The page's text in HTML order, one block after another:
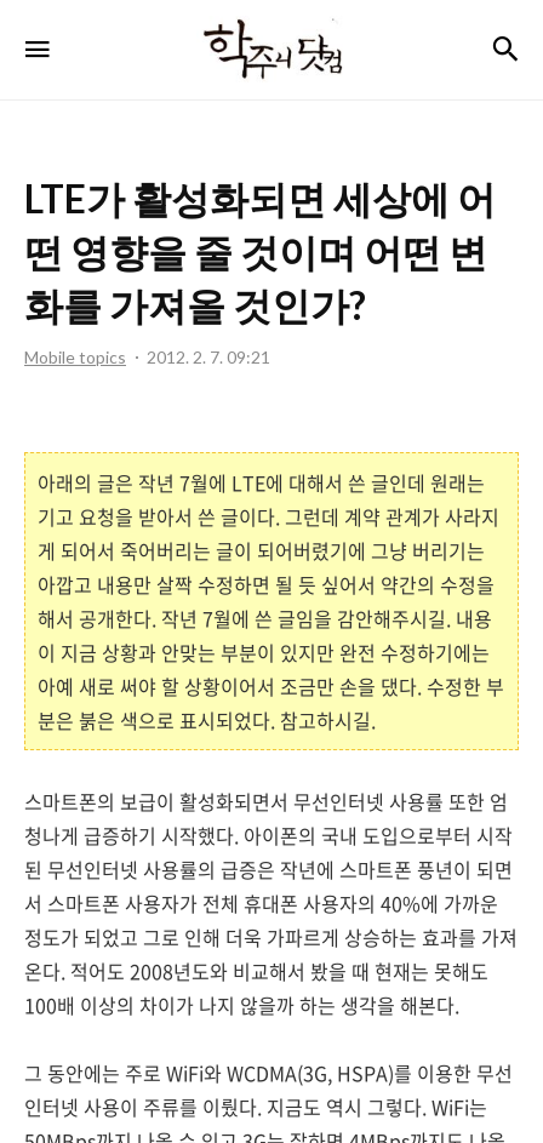
주
컴
LTE가 활성화되면 세상에 어
떤 영향을 줄 것이며 어떤 변
화를 가져올 것인가?
Mobile topics 2012. 2. 7. 09:21
아래의 글은 작년 7월에 LTE에 대해서 쓴 글인데 원래는
기고 요청을 받아서 쓴 글이다. 그런데 계약 관계가 사라지
게 되어서 죽어버리는 글이 되어버렸기에 그냥 버리기는
아깝고 내용만 살짝 수정하면 될 듯 싶어서 약간의 수정을
해서 공개한다. 작년 7월에 쓴 글임을 감안해주시길. 내용
이 지금 상황과 안맞는 부분이 있지만 완전 수정하기에는
아예 새로 써야 할 상황이어서 조금만 손을 댔다. 수정한 부
분은 붉은 색으로 표시되었다. 참고하시길.
스마트폰의 보급이 활성화되면서 무선인터넷 사용률 또한 엄
청나게 급증하기 시작했다. 아이폰의 국내 도입으로부터 시작
된 무선인터넷 사용률의 급증은 작년에 스마트폰 풍년이 되면
서 스마트폰 사용자가 전체 휴대폰 사용자의 40%에 가까운
정도가 되었고 그로 인해 더욱 가파르게 상승하는 효과를 가져
온다. 적어도 2008년도와 비교해서 봤을 때 현재는 못해도
100배 이상의 차이가 나지 않을까 하는 생각을 해본다.
그 동안에는 주로 WiFi와 WCDMA(3G, HSPA)를 이용한 무선
인터넷 사용이 주류를 이뤘다. 지금도 역시 그렇다. WiFi는